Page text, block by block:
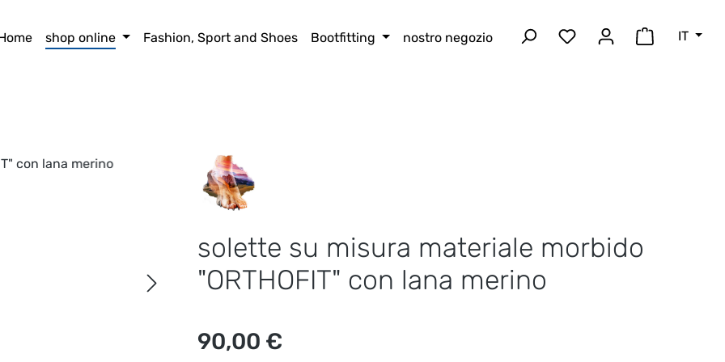
shop online Fashion, Sport and Shoes Bootfitting nostro negozio Hai 0 articoli nella lista
Il carrello
IT
solette su misura materiale morbido
"ORTHOFIT" con lana merino
Prezzo normale:
90,00 €